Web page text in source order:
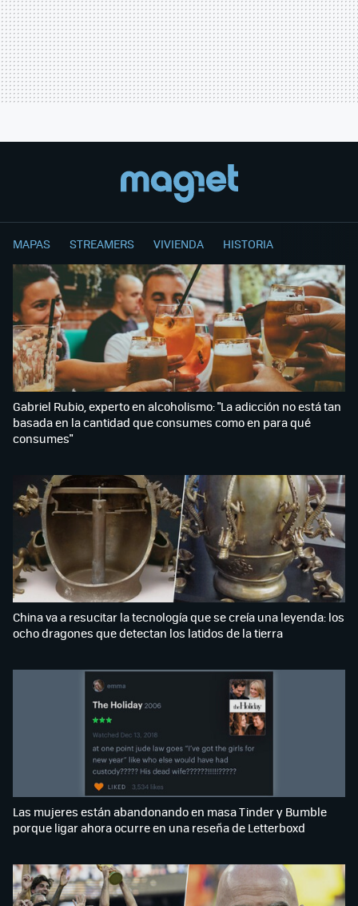
MAPAS STREAMERS VIVIENDA HISTORIA
Gabriel Rubio, experto en alcoholismo: "La adicción no está tan
basada en la cantidad que consumes como en para qué
consumes"
China va a resucitar la tecnología que se creía una leyenda: los
ocho dragones que detectan los latidos de la tierra
Las mujeres están abandonando en masa Tinder y Bumble
porque ligar ahora ocurre en una reseña de Letterboxd